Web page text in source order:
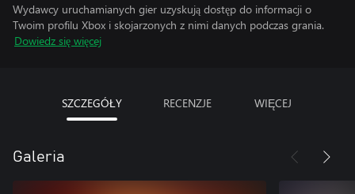
Wydawcy uruchamianych gier uzyskują dostęp do informacji o
Twoim profilu Xbox i skojarzonych z nimi danych podczas grania.
Dowiedz się więcej
SZCZEGÓŁY RECENZJE WIĘCEJ
Galeria